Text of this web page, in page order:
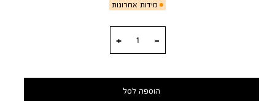
מידות אחרונות
הוספה לסל